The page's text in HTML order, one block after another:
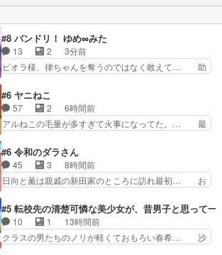
天仏たちを殲滅して合流となったと… ふんどし姿
目的は画眉丸なのは解っていた… 巌鉄斎の眼帯の
ライン斜めか真っ直ぐかのフ… 先発班、浅ェ門、
忍者、天仙様と本来の目的… 天仙との戦いも束の
間、三勢力による合戦へ…
#8 バンドリ！ ゆめ∞みた
13 2
3分前
ビオラ様、律ちゃんを奪うのではなく敢えて… 助
れ等の学校へ転校してきた律の歓迎会が… そろそ
ろ解散イベント発生かなっと思ったけ… ようやく
バンドの中での深い対話やそこから… ああいうの
まとめ動画って言うんですか？あ… ああいうのま
（いや元からだけど！）になり… ユノは海鈴のよ
うな傭兵タイプで人間関係の… お前がバンドやめ
るのかよｗクレマチスから…
#6 ヤニねこ
57 2
6時間前
アルねこの毛量が多すぎて火事になってた。… 最
ねこが酔っ払って放浪して江の島まで行… 今回は
短篇詰合せな印象も、本作に仄かな風… BPOに
指摘されたからなのか過激さが足り… お手洗いに
行って帰ってくるはずが…アルね… アルネコどこ
子、ヤク、アルの様に演じる声… 江ノ島で朝日を
見つめるアルねこ134号線… アルねこが飲み会の
途中に酔って江の島まで…
#6 令和のダラさん
45 3
8時間前
日向と薫は親戚の新田家のところに訪れ最初… お
ターというか、ガイキング・ザ・グレー… 今回も
面白かったけど薫くんビームが出した… ６話は土
地神の話し。ダラさん祟り神なのに… ダラさんの
６話ED面白すぎる。ってか、こ… おはようござ
#5 転校先の清楚可憐な美少女が、昔男子と思って一
10 1
13時間前
クラスの男たちのノリが軽くておもろい春希… 沙